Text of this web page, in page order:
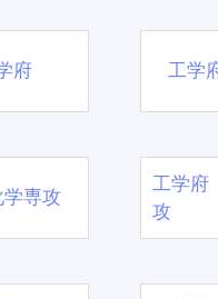
府 工学
専攻
工学府
攻